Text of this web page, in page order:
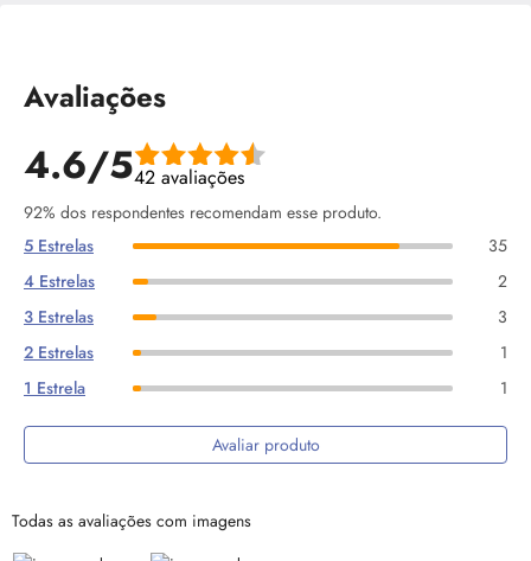
Avaliações
4.6/542 avaliações
92% dos respondentes recomendam esse produto.
5 Estrelas
35
4 Estrelas
2
3 Estrelas
3
2 Estrelas
1
1 Estrela
1
Avaliar produto
Todas as avaliações com imagens